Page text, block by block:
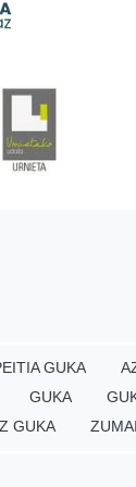
GUKA
GUKA
GUKA